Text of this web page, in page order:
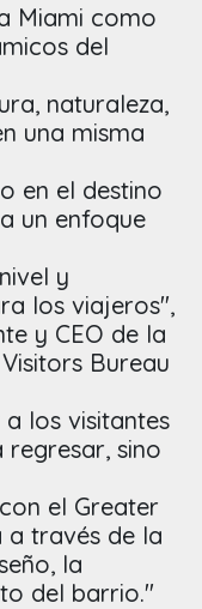
Miami como
del
naturaleza,
una misma
en el destino
un enfoque
y
los viajeros",
y CEO de la
Bureau
los visitantes
sino
el Greater
a través de la
la
del barrio."